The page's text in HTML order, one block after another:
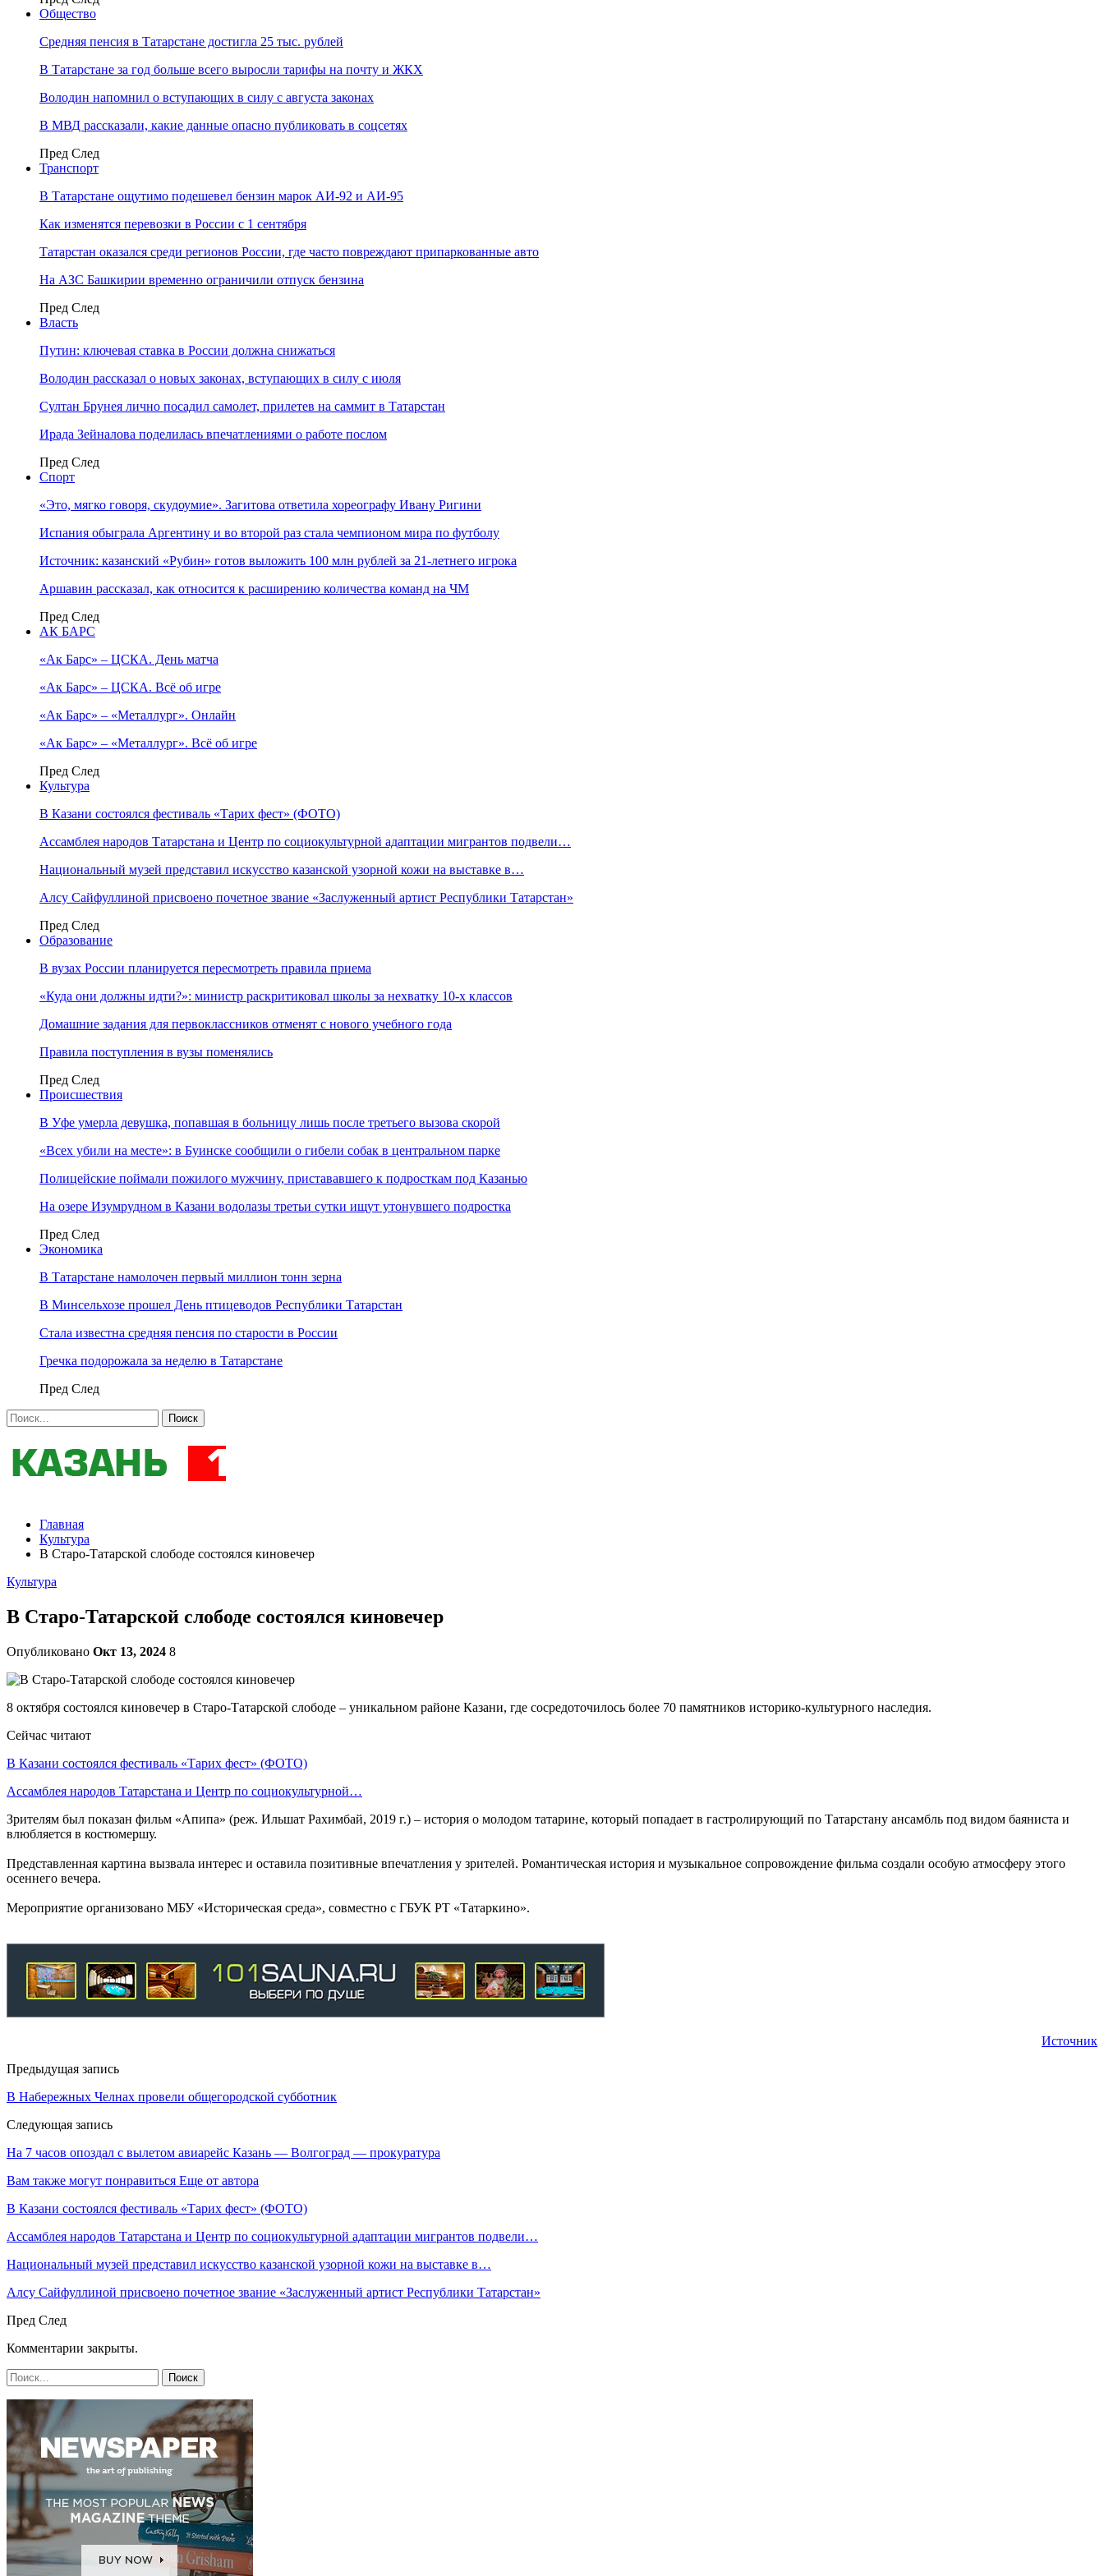
Общество
Средняя пенсия в Татарстане достигла 25 тыс. рублей
В Татарстане за год больше всего выросли тарифы на почту и ЖКХ
Володин напомнил о вступающих в силу с августа законах
В МВД рассказали, какие данные опасно публиковать в соцсетях
Пред След
Транспорт
В Татарстане ощутимо подешевел бензин марок АИ-92 и АИ-95
Как изменятся перевозки в России с 1 сентября
Татарстан оказался среди регионов России, где часто повреждают припаркованные авто
На АЗС Башкирии временно ограничили отпуск бензина
Пред След
Власть
Путин: ключевая ставка в России должна снижаться
Володин рассказал о новых законах, вступающих в силу с июля
Султан Брунея лично посадил самолет, прилетев на саммит в Татарстан
Ирада Зейналова поделилась впечатлениями о работе послом
Пред След
Спорт
«Это, мягко говоря, скудоумие». Загитова ответила хореографу Ивану Ригини
Испания обыграла Аргентину и во второй раз стала чемпионом мира по футболу
Источник: казанский «Рубин» готов выложить 100 млн рублей за 21-летнего игрока
Аршавин рассказал, как относится к расширению количества команд на ЧМ
Пред След
АК БАРС
«Ак Барс» – ЦСКА. День матча
«Ак Барс» – ЦСКА. Всё об игре
«Ак Барс» – «Металлург». Онлайн
«Ак Барс» – «Металлург». Всё об игре
Пред След
Культура
В Казани состоялся фестиваль «Тарих фест» (ФОТО)
Ассамблея народов Татарстана и Центр по социокультурной адаптации мигрантов подвели…
Национальный музей представил искусство казанской узорной кожи на выставке в…
Алсу Сайфуллиной присвоено почетное звание «Заслуженный артист Республики Татарстан»
Пред След
Образование
В вузах России планируется пересмотреть правила приема
«Куда они должны идти?»: министр раскритиковал школы за нехватку 10-х классов
Домашние задания для первоклассников отменят с нового учебного года
Правила поступления в вузы поменялись
Пред След
Происшествия
В Уфе умерла девушка, попавшая в больницу лишь после третьего вызова скорой
«Всех убили на месте»: в Буинске сообщили о гибели собак в центральном парке
Полицейские поймали пожилого мужчину, пристававшего к подросткам под Казанью
На озере Изумрудном в Казани водолазы третьи сутки ищут утонувшего подростка
Пред След
Экономика
В Татарстане намолочен первый миллион тонн зерна
В Минсельхозе прошел День птицеводов Республики Татарстан
Стала известна средняя пенсия по старости в России
Гречка подорожала за неделю в Татарстане
Пред След
Главная
Культура
В Старо-Татарской слободе состоялся киновечер
Культура
В Старо-Татарской слободе состоялся киновечер
Опубликовано Окт 13, 2024 8
8 октября состоялся киновечер в Старо-Татарской слободе – уникальном районе Казани, где сосредоточилось более 70 памятников историко-культурного наследия.
Сейчас читают
В Казани состоялся фестиваль «Тарих фест» (ФОТО)
Ассамблея народов Татарстана и Центр по социокультурной…
Зрителям был показан фильм «Апипа» (реж. Ильшат Рахимбай, 2019 г.) – история о молодом татарине, который попадает в гастролирующий по Татарстану ансамбль под видом баяниста и
влюбляется в костюмершу.
Представленная картина вызвала интерес и оставила позитивные впечатления у зрителей. Романтическая история и музыкальное сопровождение фильма создали особую атмосферу этого
осеннего вечера.
Мероприятие организовано МБУ «Историческая среда», совместно с ГБУК РТ «Татаркино».
Источник
Предыдущая запись
В Набережных Челнах провели общегородской субботник
Следующая запись
На 7 часов опоздал с вылетом авиарейс Казань — Волгоград — прокуратура
Вам также могут понравиться Еще от автора
В Казани состоялся фестиваль «Тарих фест» (ФОТО)
Ассамблея народов Татарстана и Центр по социокультурной адаптации мигрантов подвели…
Национальный музей представил искусство казанской узорной кожи на выставке в…
Алсу Сайфуллиной присвоено почетное звание «Заслуженный артист Республики Татарстан»
Пред След
Комментарии закрыты.